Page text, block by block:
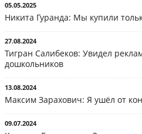
05.05.2025
Никита Гуранда: Мы купили
27.08.2024
Тигран Салибеков: Увидел
дошкольников
13.08.2024
Максим Зарахович: Я ушёл от
09.07.2024